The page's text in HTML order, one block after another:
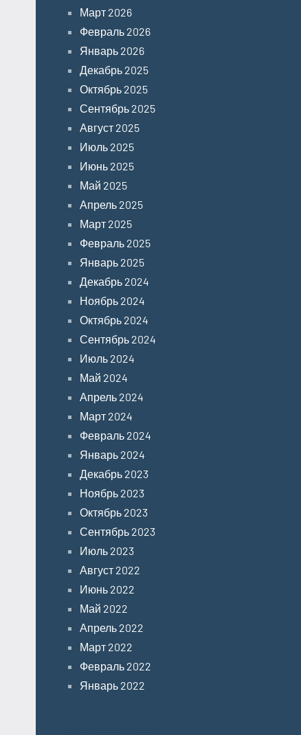
Март 2026
Февраль 2026
Январь 2026
Декабрь 2025
Октябрь 2025
Сентябрь 2025
Август 2025
Июль 2025
Июнь 2025
Май 2025
Апрель 2025
Март 2025
Февраль 2025
Январь 2025
Декабрь 2024
Ноябрь 2024
Октябрь 2024
Сентябрь 2024
Июль 2024
Май 2024
Апрель 2024
Март 2024
Февраль 2024
Январь 2024
Декабрь 2023
Ноябрь 2023
Октябрь 2023
Сентябрь 2023
Июль 2023
Август 2022
Июнь 2022
Май 2022
Апрель 2022
Март 2022
Февраль 2022
Январь 2022